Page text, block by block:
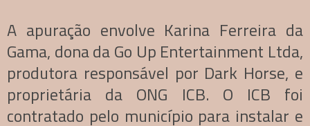
A apuração envolve Karina Ferreira da
Gama, dona da Go Up Entertainment Ltda,
produtora responsável por Dark Horse, e
proprietária da ONG ICB. O ICB foi
contratado pelo município para instalar e